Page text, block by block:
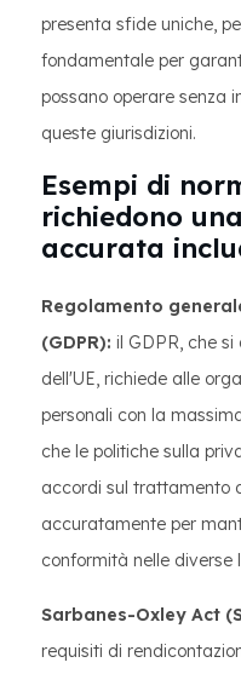
presenta sfide uniche,
fondamentale per
possano operare senza
queste giurisdizioni.
Esempi di
richiedono
accurata
Regolamento
(GDPR): il GDPR, che
dell'UE, richiede alle
personali con la
che le politiche sulla
accordi sul trattamento
accuratamente per
conformità nelle diverse
Sarbanes-Oxley Act
requisiti di